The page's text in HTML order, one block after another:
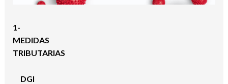
1-
MEDIDAS
TRIBUTARIAS
DGI